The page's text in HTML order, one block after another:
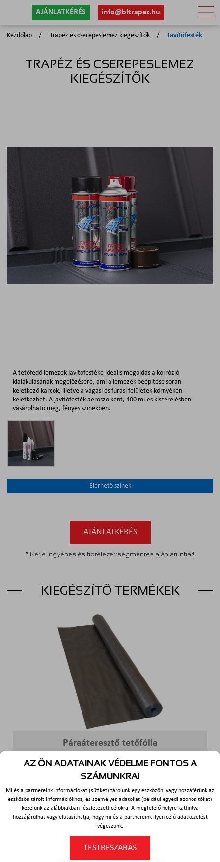
AJÁNLATKÉRÉS info@bltrapez.hu
Kezdőlap Trapéz és cserepeslemez kiegészítők Javítófesték
TRAPÉZ ÉS CSEREPESLEMEZ
KIEGÉSZÍTŐK
A tetőfedő lemezek javítófestéke ideális megoldás a korrózió
kialakulásának megelőzésére, ami a lemezek beépítése során
keletkező karcok, illetve a vágási és fúrási felületek környékén
keletkezhet. A javítófesték aeroszolként, 400 ml-es kiszerelésben
vásárolható meg, fényes színekben.
Elérhető színek
AJÁNLATKÉRÉS
* Kérje ingyenes és kötelezettségmentes ajánlatunkat!
KIEGÉSZÍTŐ TERMÉKEK
Páraáteresztő tetőfólia
AZ ÖN ADATAINAK VÉDELME FONTOS A
SZÁMUNKRA!
Mi és a partnereink információkat (sütiket) tárolunk egy eszközön, vagy hozzáférünk az
eszközön tárolt információkhoz, és személyes adatokat (például egyedi azonosítókat)
kezelünk az alábbiakban részletezett célokra. A megfelelő helyre kattintva
hozzájárulhat vagy elutasíthatja, hogy mi és a partnereink ilyen célú adatkezelést
végezzünk.
TESTRESZABÁS